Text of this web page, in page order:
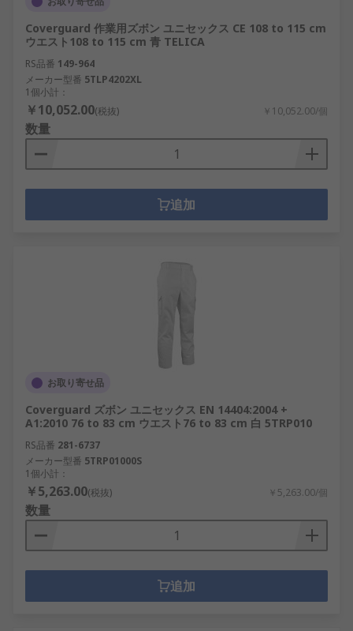
Coverguard 作業用ズボン ユニセックス CE 108 to 115 cm
ウエスト108 to 115 cm 青 TELICA
RS品番 149-964
メーカー型番 5TLP4202XL
1個小計：
￥10,052.00(税抜) ￥10,052.00/個
数量
追加
お取り寄せ品
Coverguard ズボン ユニセックス EN 14404:2004 +
A1:2010 76 to 83 cm ウエスト76 to 83 cm 白 5TRP010
RS品番 281-6737
メーカー型番 5TRP01000S
1個小計：
￥5,263.00(税抜) ￥5,263.00/個
数量
追加